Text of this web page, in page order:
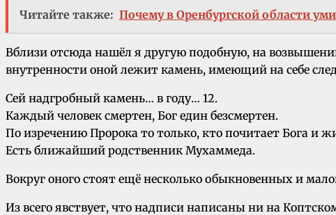
Читайте также: Почему в Оренбургской области
Вблизи отсюда нашёл я другую подобную, на
внутренности оной лежит камень, имеющий на себе
Сей надгробный камень… в году… 12.
Каждый человек смертен, Бог един безсмертен.
По изречению Пророка то только, кто почитает Бога и
Есть ближайший родственник Мухаммеда.
Вокруг оного стоят ещё несколько обыкновенных и
Из всего явствует, что надписи написаны ни на